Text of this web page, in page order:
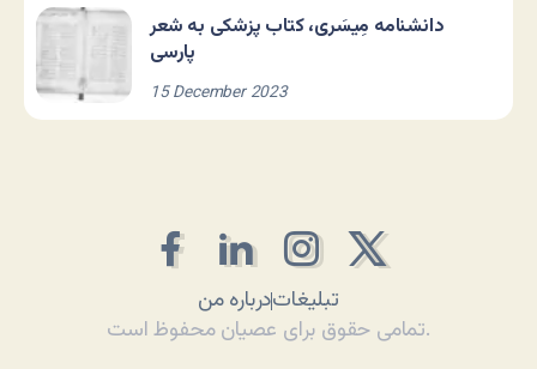
دانشنامه مِیسَری، کتاب پزشکی به شعر
پارسی
15 December 2023
درباره منتبلیغات
تمامی حقوق برای عصیان محفوظ است.